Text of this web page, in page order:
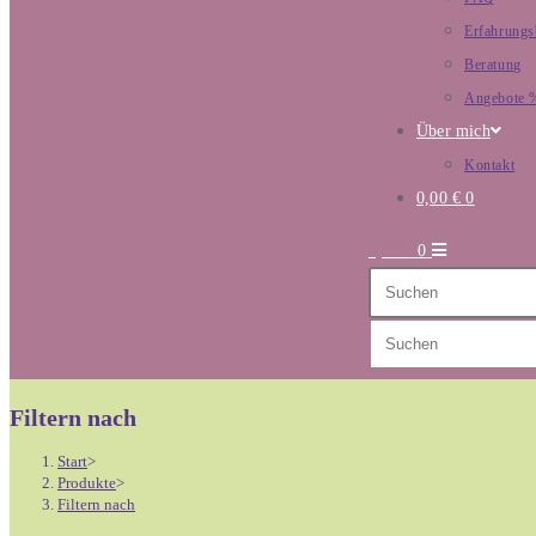
Beratung
Angebote
Über mich
Kontakt
0,00 € 0
0
Diese
Website
durchsuchen
Filtern nach
Start>
Produkte>
Filtern nach